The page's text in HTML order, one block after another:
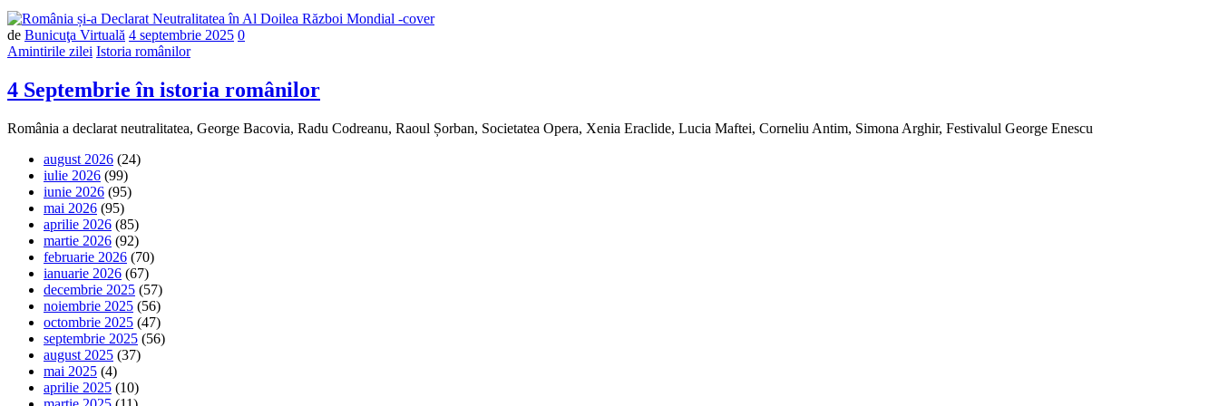
de Bunicuţa Virtuală 4 septembrie 2025 Număr
0
Amintirile zilei Istoria românilor
4 Septembrie în istoria românilor
România a declarat neutralitatea, George Bacovia, Radu Codreanu, Raoul Șorban, Societatea Opera, Xenia Eraclide, Lucia Maftei, Corneliu Antim, Simona Arghir, Festivalul George Enescu
august 2026 (24)
iulie 2026 (99)
iunie 2026 (95)
mai 2026 (95)
aprilie 2026 (85)
martie 2026 (92)
februarie 2026 (70)
ianuarie 2026 (67)
decembrie 2025 (57)
noiembrie 2025 (56)
octombrie 2025 (47)
septembrie 2025 (56)
august 2025 (37)
mai 2025 (4)
aprilie 2025 (10)